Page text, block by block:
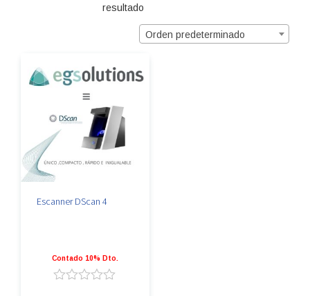
resultado
Orden predeterminado
Escanner DScan 4
Contado 10% Dto.